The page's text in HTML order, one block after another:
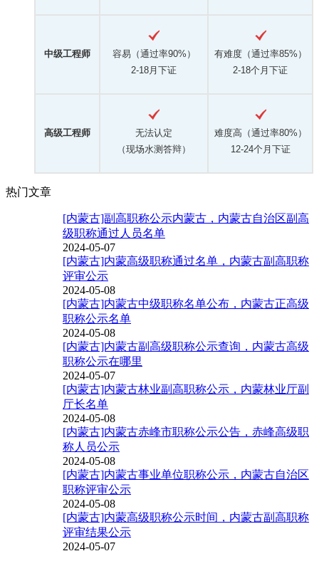
中级工程师
容易（通过率90%）
2-18月下证
有难度（通过率85%）
2-18个月下证
高级工程师
无法认定
（现场水测答辩）
难度高（通过率80%）
12-24个月下证
热门文章
[内蒙古]副高职称公示内蒙古，内蒙古自治区副高
级职称通过人员名单
2024-05-07
[内蒙古]内蒙高级职称通过名单，内蒙古副高职称
评审公示
2024-05-08
[内蒙古]内蒙古中级职称名单公布，内蒙古正高级
职称公示名单
2024-05-08
[内蒙古]内蒙古副高级职称公示查询，内蒙古高级
职称公示在哪里
2024-05-07
[内蒙古]内蒙古林业副高职称公示，内蒙林业厅副
厅长名单
2024-05-08
[内蒙古]内蒙古赤峰市职称公示公告，赤峰高级职
称人员公示
2024-05-08
[内蒙古]内蒙古事业单位职称公示，内蒙古自治区
职称评审公示
2024-05-08
[内蒙古]内蒙高级职称公示时间，内蒙古副高职称
评审结果公示
2024-05-07